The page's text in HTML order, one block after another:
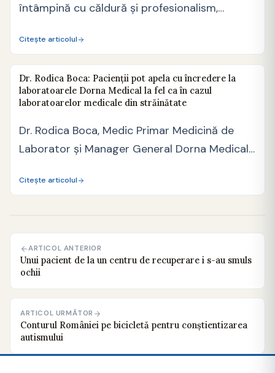
întâmpină cu căldură și profesionalism,
Citește articolul
Dr. Rodica Boca: Pacienții pot apela cu încredere la
laboratoarele Dorna Medical la fel ca în cazul
laboratoarelor medicale din străinătate
Dr. Rodica Boca, Medic Primar Medicină de
Laborator și Manager General Dorna Medical
Citește articolul
ARTICOL ANTERIOR
Unui pacient de la un centru de recuperare i s-au smuls
ochii
ARTICOL URMĂTOR
Conturul României pe bicicletă pentru conştientizarea
autismului